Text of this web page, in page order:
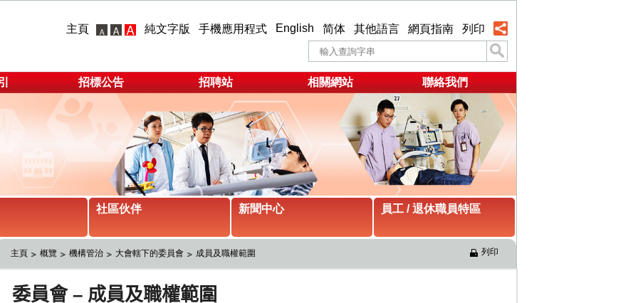
主頁 純文字版 手機應用程式 English 简体 其他語言 網頁指南 列印
招標公告 招聘站 相關網站 聯絡我們
社區伙伴 新聞中心 員工 / 退休職員特區
主頁 概覽 機構管治 大會轄下的委員會 成員及職權範圍 列印